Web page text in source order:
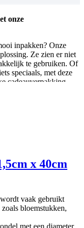
onze
inpakken? Onze
Ze zien er niet
te gebruiken. Of
speciaals, met deze
cadeauverpakking.
meer, gewoon een
van wat het beste bij
extra chique uitstraling
is het letterlijk
Voeg een mooi
indruk te maken!
x 40cm
vaak gebruikt
bloemstukken,
met een diameter